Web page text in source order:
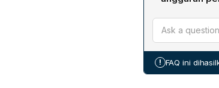
Khusus
DAK Non
alokasi TKD
Prastowo
kualitas
bantuan
TKD
! FAQ ini